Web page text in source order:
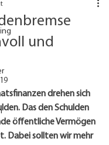
und
drehen sich
Das den Schulden
öffentliche Vermögen
Dabei sollten wir mehr